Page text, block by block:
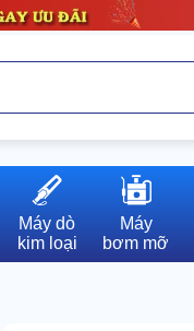
Máy dò
kim loại
Máy
bơm mỡ